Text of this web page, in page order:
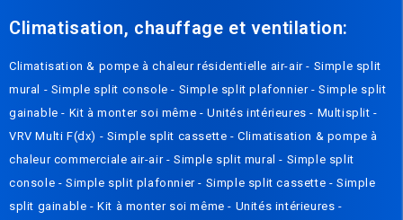
Climatisation, chauffage et ventilation:
Climatisation & pompe à chaleur résidentielle air-air- Simple split
mural - Simple split console- Simple split plafonnier-Simple split
gainable- Kit à monter soi même -Unités intérieures- Multisplit-
VRV Multi F(dx) - Simple split cassette-Climatisation & pompe à
chaleur commerciale air-air -Simple split mural- Simple split
console -Simple split plafonnier- Simple split cassette -Simple
split gainable -Kit à monter soi même- Unités intérieures-